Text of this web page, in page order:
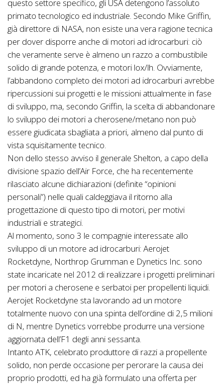
questo settore specifico, gli USA detengono l’assoluto
primato tecnologico ed industriale. Secondo Mike Griffin,
già direttore di NASA, non esiste una vera ragione tecnica
per dover disporre anche di motori ad idrocarburi: ciò
che veramente serve è almeno un razzo a combustibile
solido di grande potenza, e motori lox/lh. Ovviamente,
l’abbandono completo dei motori ad idrocarburi avrebbe
ripercussioni sui progetti e le missioni attualmente in fase
di sviluppo, ma, secondo Griffin, la scelta di abbandonare
lo sviluppo dei motori a cherosene/metano non può
essere giudicata sbagliata a priori, almeno dal punto di
vista squisitamente tecnico.
Non dello stesso avviso il generale Shelton, a capo della
divisione spazio dell’Air Force, che ha recentemente
rilasciato alcune dichiarazioni (definite “opinioni
personali”) nelle quali caldeggiava il ritorno alla
progettazione di questo tipo di motori, per motivi
industriali e strategici.
Al momento, sono 3 le compagnie interessate allo
sviluppo di un motore ad idrocarburi: Aerojet
Rocketdyne, Northrop Grumman e Dynetics Inc. sono
state incaricate nel 2012 di realizzare i progetti preliminari
per motori a cherosene e serbatoi per propellenti liquidi.
Aerojet Rocketdyne sta lavorando ad un motore
totalmente nuovo con una spinta dell’ordine di 2,5 milioni
di N, mentre Dynetics vorrebbe produrre una versione
aggiornata dell’F1 degli anni sessanta.
Intanto ATK, celebrato produttore di razzi a propellente
solido, non perde occasione per perorare la causa dei
proprio prodotti, ed ha già formulato una offerta per